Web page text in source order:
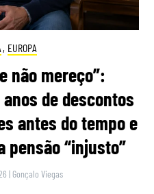
, EUROPA
não mereço”:
de descontos
antes do tempo e
pensão “injusto”
| Gonçalo Viegas